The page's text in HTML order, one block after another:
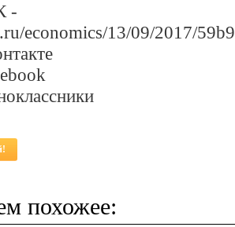
-
economics/13/09/2017/
похожее: